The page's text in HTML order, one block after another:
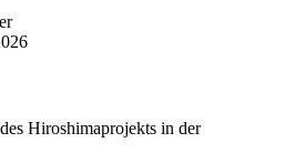
Hiroshimaprojekts in der